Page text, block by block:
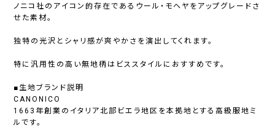
ノニコ社のアイコン的存在であるウール・モヘヤをアップグレードさ
せた素材。
独特の光沢とシャリ感が爽やかさを演出してくれます。
特に汎用性の高い無地柄はビススタイルにおすすめです。
■生地ブランド説明
CANONICO
1663年創業のイタリア北部ビエラ地区を本拠地とする高級服地ミ
ルです。